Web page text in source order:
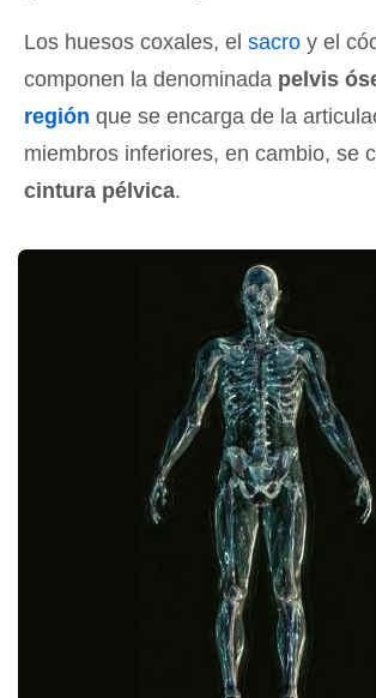
Los huesos coxales, el sacro y el
componen la denominada pelvis
región que se encarga de la
miembros inferiores, en cambio, se
cintura pélvica.